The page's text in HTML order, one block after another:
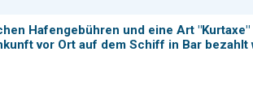
Hafengebühren und eine Art "Kurtaxe"
vor Ort auf dem Schiff in Bar bezahlt